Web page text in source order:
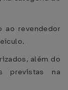
ao revendedor
além do
previstas na